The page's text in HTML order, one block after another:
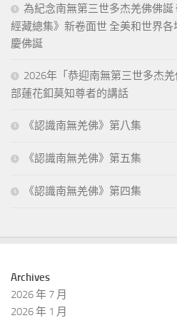
為紀念南無第三世多杰羌佛佛
經藏總集》新卷面世 全美和世界
慶佛誕
2026年「恭迎南無第三世多杰
部蓮花釦莫知尊者的講話
《認識南無羌佛》第八集
《認識南無羌佛》第五集
《認識南無羌佛》第四集
Archives
2026 年 7 月
2026 年 1 月